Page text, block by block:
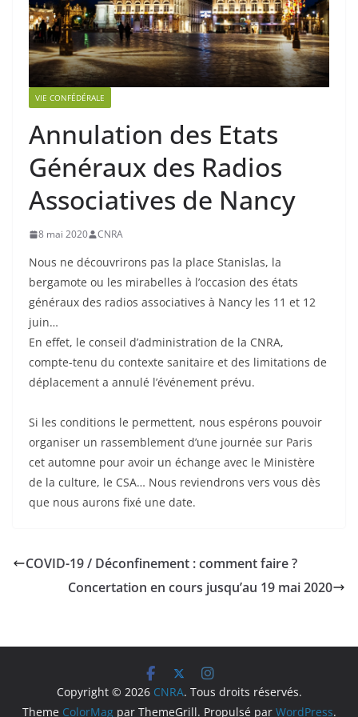
VIE CONFÉDÉRALE
Annulation des Etats
Généraux des Radios
Associatives de Nancy
8 mai 2020 CNRA
Nous ne découvrirons pas la place Stanislas, la
bergamote ou les mirabelles à l’occasion des états
généraux des radios associatives à Nancy les 11 et 12
juin…
En effet, le conseil d’administration de la CNRA,
compte-tenu du contexte sanitaire et des limitations de
déplacement a annulé l’événement prévu.
Si les conditions le permettent, nous espérons pouvoir
organiser un rassemblement d’une journée sur Paris
cet automne pour avoir un échange avec le Ministère
de la culture, le CSA… Nous reviendrons vers vous dès
que nous aurons fixé une date.
COVID-19 / Déconfinement : comment faire ?
Concertation en cours jusqu’au 19 mai 2020
Copyright © 2026 CNRA. Tous droits réservés.
Theme ColorMagpar ThemeGrill. Propulsé par WordPress.